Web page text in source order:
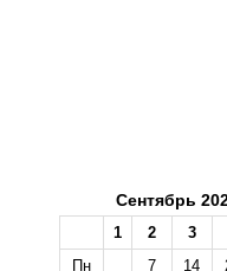
Сентябрь
1 2 3
Пн
7 14